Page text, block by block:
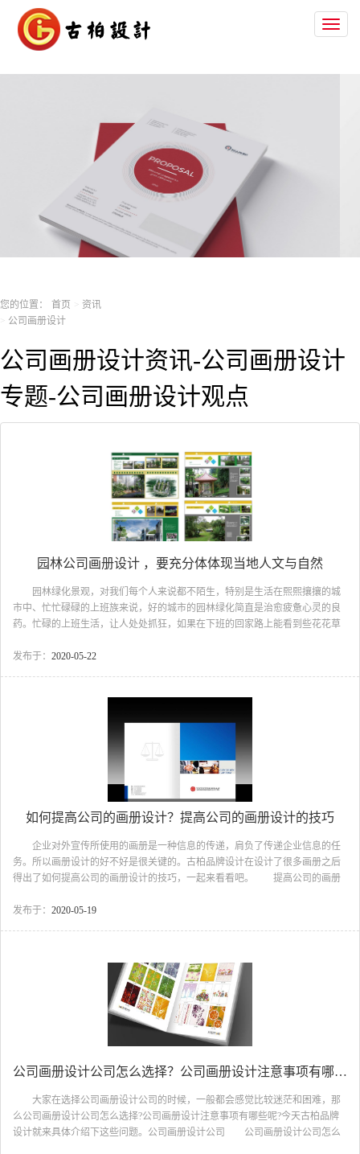
您的位置： 首页
资讯
公司画册设计
公司画册设计资讯-公司画册设计
专题-公司画册设计观点
园林公司画册设计 ，要充分体体现当地人文与自然
园林绿化景观，对我们每个人来说都不陌生，特别是生活在熙熙攘攘的城
市中、忙忙碌碌的上班族来说，好的城市的园林绿化简直是治愈疲惫心灵的良
药。忙碌的上班生活，让人处处抓狂，如果在下班的回家路上能看到些花花草
尽一点微薄之力园林。优秀的公司画册设计 ，要充分体体现当地人文与自
的园林景观艺术等。园林艺术可以说是用大自然的材料，体现...
发布于： 2020-05-22
如何提高公司的画册设计？提高公司的画册设计的技巧
企业对外宣传所使用的画册是一种信息的传递，肩负了传递企业信息的任
务。所以画册设计的好不好是很关键的。古柏品牌设计在设计了很多画册之后
得出了如何提高公司的画册设计的技巧，一起来看看吧。 提高公司的画册
合形式丰富多彩，能够利用重叠排式、三角布局、四角布局的技巧将总体空间
內容的形式有效性运用搭配，以防出现跳行、误用内容等浏览...
发布于： 2020-05-19
公司画册设计公司怎么选择？公司画册设计注意事项有哪些？
大家在选择公司画册设计公司的时候，一般都会感觉比较迷茫和困难，那
么公司画册设计公司怎么选择?公司画册设计注意事项有哪些呢?今天古柏品牌
设计就来具体介绍下这些问题。公司画册设计公司 公司画册设计公司怎么